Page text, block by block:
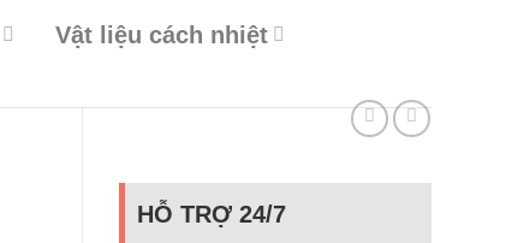
Vật liệu cách nhiệt
HỖ TRỢ 24/7